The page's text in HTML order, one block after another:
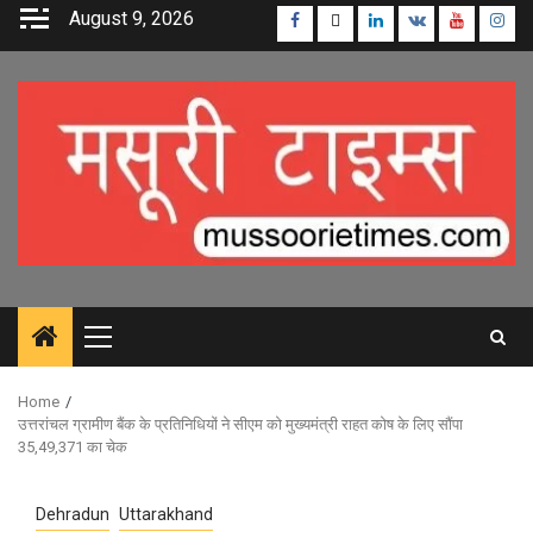
Skip
August 9, 2026 Facebook
TwitterLinkedin
VK Youtube
Primary
Menu
Home
उत्तरांचल ग्रामीण बैंक के प्रतिनिधियों ने सीएम को मुख्यमंत्री राहत कोष के लिए सौंपा
35,49,371 का चेक
Dehradun Uttarakhand